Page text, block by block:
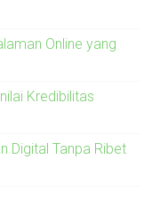
Online yang
Kredibilitas
Digital Tanpa Ribet